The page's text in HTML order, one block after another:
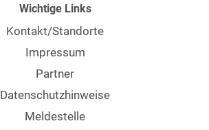
Wichtige Links
Kontakt/Standorte
Impressum
Partner
Datenschutzhinweise
Meldestelle